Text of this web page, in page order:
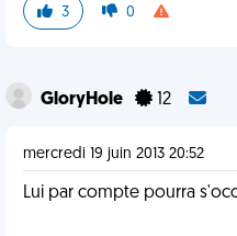
3 0
GloryHole 12
mercredi 19 juin 2013 20:52
Lui par compte pourra